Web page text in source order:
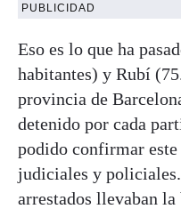
PUBLICIDAD
Eso es lo que ha
habitantes) y Rubí
provincia de
detenido por cada
podido confirmar
judiciales y
arrestados llevaban la